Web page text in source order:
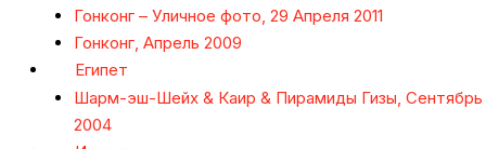
Гонконг – Уличное фото, 29 Апреля 2011
Гонконг, Апрель 2009
Египет
Шарм-эш-Шейх & Каир & Пирамиды Гизы, Сентябрь
2004